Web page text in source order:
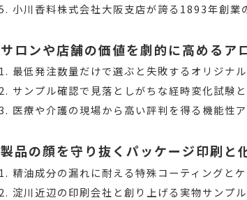
小川香料株式会社大阪支店が誇る1893年創業
サロンや店舗の価値を劇的に高めるア
最低発注数量だけで選ぶと失敗するオリジナ
サンプル確認で見落としがちな経時変化試験
医療や介護の現場から高い評判を得る機能性
製品の顔を守り抜くパッケージ印刷と
精油成分の漏れに耐える特殊コーティングと
淀川近辺の印刷会社と創り上げる実物サンプ